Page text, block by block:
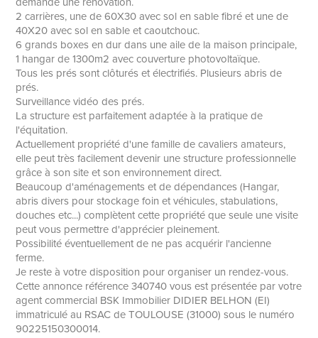
2 carrières, une de 60X30 avec sol en sable fibré et une de
40X20 avec sol en sable et caoutchouc.
6 grands boxes en dur dans une aile de la maison principale,
1 hangar de 1300m2 avec couverture photovoltaïque.
Tous les prés sont clôturés et électrifiés. Plusieurs abris de
prés.
Surveillance vidéo des prés.
La structure est parfaitement adaptée à la pratique de
l'équitation.
Actuellement propriété d'une famille de cavaliers amateurs,
elle peut très facilement devenir une structure professionnelle
grâce à son site et son environnement direct.
Beaucoup d'aménagements et de dépendances (Hangar,
abris divers pour stockage foin et véhicules, stabulations,
douches etc...) complètent cette propriété que seule une visite
peut vous permettre d'apprécier pleinement.
Possibilité éventuellement de ne pas acquérir l'ancienne
ferme.
Je reste à votre disposition pour organiser un rendez-vous.
Cette annonce référence 340740 vous est présentée par votre
agent commercial BSK Immobilier DIDIER BELHON (EI)
immatriculé au RSAC de TOULOUSE (31000) sous le numéro
90225150300014.